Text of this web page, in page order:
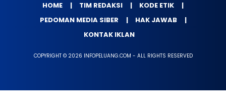
HOME TIM REDAKSI
KODE ETIK
PEDOMAN MEDIA SIBER
HAK JAWAB
KONTAK IKLAN
COPYRIGHT © 2026 INFOPELUANG.COM - ALL RIGHTS RESERVED